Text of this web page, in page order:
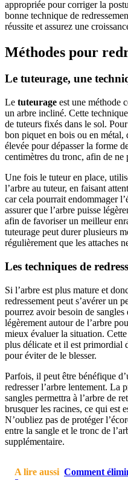
appropriée pour corriger la
bonne technique de
réussite et assurez une
Méthodes pour
Le tuteurage, une
Le tuteurage est une méthode
un arbre incliné. Cette
de tuteurs fixés dans le sol.
bon piquet en bois ou en
élevée pour dépasser la forme
centimètres du tronc, afin de ne
Une fois le tuteur en place,
l’arbre au tuteur, en faisant
car cela pourrait endommager
assurer que l’arbre puisse
afin de favoriser un meilleur
tuteurage peut durer plusieurs
régulièrement que les attaches
Les techniques de
Si l’arbre est plus mature et
redressement peut s’avérer un
pourrez avoir besoin de
légèrement autour de l’arbre
mieux évaluer la situation.
plus délicate et il est primordial
pour éviter de le blesser.
Parfois, il peut être bénéfique
redresser l’arbre lentement. La
sangles permettra à l’arbre de
brusquer les racines, ce qui est
N’oubliez pas de protéger
entre la sangle et le tronc de
supplémentaire.
A lire aussi Comment